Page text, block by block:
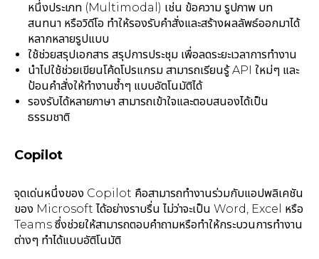
หนึ่งประเภท (Multimodal) เช่น ข้อความ รูปภาพ บท
สนทนา หรือวิดีโอ ทำให้รองรับคำสั่งและสร้างผลลัพธ์ออกมาได้
หลากหลายรูปแบบ
ใช้ช่วยสรุปเอกสาร สรุปการประชุม เพื่อลดระยะเวลาการทำงาน
นำไปใช้ช่วยเขียนโค้ดโปรแกรม สามารถเรียนรู้ API ใหม่ๆ และ
ป้อนคำสั่งให้ทำงานซ้ำๆ แบบอัตโนมัติได้
รองรับได้หลายภาษา สามารถเข้าใจและตอบสนองได้เป็น
ธรรมชาติ
Copilot
จุดเด่นหนึ่งของ Copilot คือสามารถทำงานร่วมกับแอปพลิเคชัน
ของ Microsoft ได้อย่างราบรื่น ไม่ว่าจะเป็น Word, Excel หรือ
Teams ซึ่งช่วยให้สามารถตอบคำถามหรือทำให้กระบวนการทำงาน
ต่างๆ ทำได้แบบอัติโนมัติ